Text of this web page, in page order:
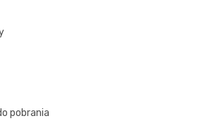
pobrania